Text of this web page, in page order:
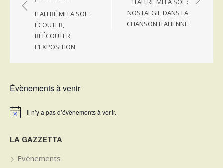
l’article
ITALI RÉ MI FA SOL :
ÉCOUTER,
RÉÉCOUTER,
L’EXPOSITION
ITALI RÉ MI FA SOL :
NOSTALGIE DANS LA
CHANSON ITALIENNE
Évènements à venir
Notice Il n’y a pas d’évènements à venir.
LA GAZZETTA
Evènements